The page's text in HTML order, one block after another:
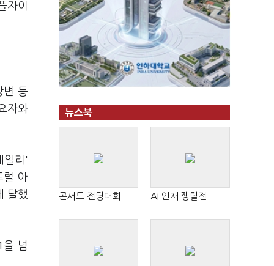
자이
변 등
자와
일리'
럴 아
달했
넘
뉴스북
콘서트 전당대회 AI 인재 쟁탈전